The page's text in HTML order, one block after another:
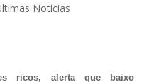
Notícias
ricos, alerta que baixo